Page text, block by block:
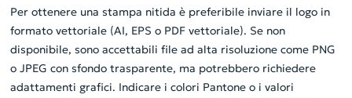
Per ottenere una stampa nitida è preferibile inviare il logo in
formato vettoriale (AI, EPS o PDF vettoriale). Se non
disponibile, sono accettabili file ad alta risoluzione come PNG
o JPEG con sfondo trasparente, ma potrebbero richiedere
adattamenti grafici. Indicare i colori Pantone o i valori